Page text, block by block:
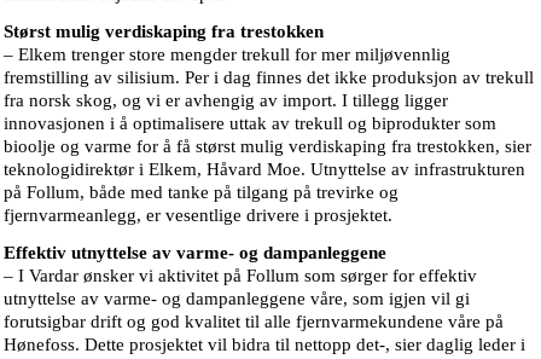
Størst mulig verdiskaping fra trestokken
– Elkem trenger store mengder trekull for mer miljøvennlig
fremstilling av silisium. Per i dag finnes det ikke produksjon av trekull
fra norsk skog, og vi er avhengig av import. I tillegg ligger
innovasjonen i å optimalisere uttak av trekull og biprodukter som
bioolje og varme for å få størst mulig verdiskaping fra trestokken, sier
teknologidirektør i Elkem, Håvard Moe. Utnyttelse av infrastrukturen
på Follum, både med tanke på tilgang på trevirke og
fjernvarmeanlegg, er vesentlige drivere i prosjektet.
Effektiv utnyttelse av varme- og dampanleggene
– I Vardar ønsker vi aktivitet på Follum som sørger for effektiv
utnyttelse av varme- og dampanleggene våre, som igjen vil gi
forutsigbar drift og god kvalitet til alle fjernvarmekundene våre på
Hønefoss. Dette prosjektet vil bidra til nettopp det-, sier daglig leder i